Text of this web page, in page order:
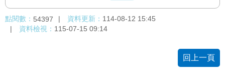
點閱數： 54397 資料更新： 114-08-12 15:45
資料檢視： 115-07-15 09:14
回上一頁